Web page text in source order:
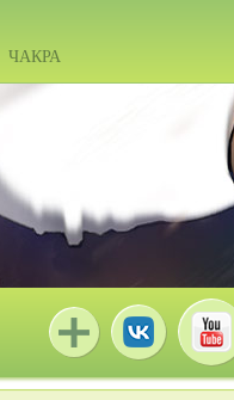
ЧАКРА